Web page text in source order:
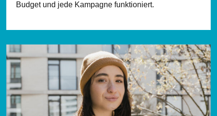
Budget und jede Kampagne funktioniert.